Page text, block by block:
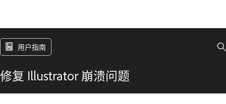
用户指南
修复 Illustrator 崩溃问题